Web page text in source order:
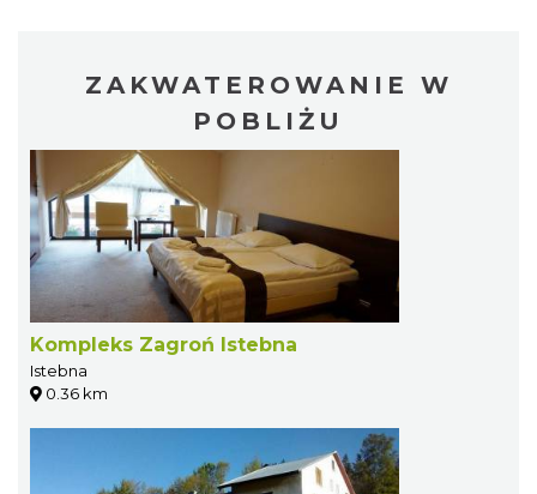
ZAKWATEROWANIE W
POBLIŻU
Kompleks Zagroń Istebna
Istebna
0.36 km